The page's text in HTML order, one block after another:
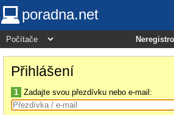
poradna.net
Přihlášení
1 Zadajte svou přezdívku nebo e-mail: